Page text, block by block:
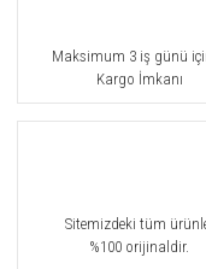
Maksimum 3 iş günü
Kargo İmkanı
Sitemizdeki tüm
%100 orijinaldir.